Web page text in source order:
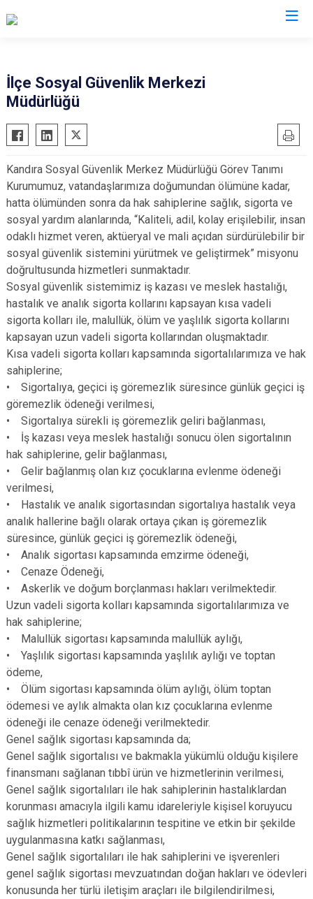
Gebze
Gölcük
Karamürsel
Körfez
Derince
Dilovası
İzmit
Kartepe
İlçe Sosyal Güvenlik Merkezi
Müdürlüğü
Kandıra Sosyal Güvenlik Merkez Müdürlüğü Görev Tanımı
Kurumumuz, vatandaşlarımıza doğumundan ölümüne kadar,
hatta ölümünden sonra da hak sahiplerine sağlık, sigorta ve
sosyal yardım alanlarında, “Kaliteli, adil, kolay erişilebilir, insan
odaklı hizmet veren, aktüeryal ve mali açıdan sürdürülebilir bir
sosyal güvenlik sistemini yürütmek ve geliştirmek” misyonu
doğrultusunda hizmetleri sunmaktadır.
Sosyal güvenlik sistemimiz iş kazası ve meslek hastalığı,
hastalık ve analık sigorta kollarını kapsayan kısa vadeli
sigorta kolları ile, malullük, ölüm ve yaşlılık sigorta kollarını
kapsayan uzun vadeli sigorta kollarından oluşmaktadır.
Kısa vadeli sigorta kolları kapsamında sigortalılarımıza ve hak
sahiplerine;
• Sigortalıya, geçici iş göremezlik süresince günlük geçici iş
göremezlik ödeneği verilmesi,
• Sigortalıya sürekli iş göremezlik geliri bağlanması,
• İş kazası veya meslek hastalığı sonucu ölen sigortalının
hak sahiplerine, gelir bağlanması,
• Gelir bağlanmış olan kız çocuklarına evlenme ödeneği
verilmesi,
• Hastalık ve analık sigortasından sigortalıya hastalık veya
analık hallerine bağlı olarak ortaya çıkan iş göremezlik
süresince, günlük geçici iş göremezlik ödeneği,
• Analık sigortası kapsamında emzirme ödeneği,
• Cenaze Ödeneği,
• Askerlik ve doğum borçlanması hakları verilmektedir.
Uzun vadeli sigorta kolları kapsamında sigortalılarımıza ve
hak sahiplerine;
• Malullük sigortası kapsamında malullük aylığı,
• Yaşlılık sigortası kapsamında yaşlılık aylığı ve toptan
ödeme,
• Ölüm sigortası kapsamında ölüm aylığı, ölüm toptan
ödemesi ve aylık almakta olan kız çocuklarına evlenme
ödeneği ile cenaze ödeneği verilmektedir.
Genel sağlık sigortası kapsamında da;
Genel sağlık sigortalısı ve bakmakla yükümlü olduğu kişilere
finansmanı sağlanan tıbbî ürün ve hizmetlerinin verilmesi,
Genel sağlık sigortalıları ile hak sahiplerinin hastalıklardan
korunması amacıyla ilgili kamu idareleriyle kişisel koruyucu
sağlık hizmetleri politikalarının tespitine ve etkin bir şekilde
uygulanmasına katkı sağlanması,
Genel sağlık sigortalıları ile hak sahiplerini ve işverenleri
genel sağlık sigortası mevzuatından doğan hakları ve ödevleri
konusunda her türlü iletişim araçları ile bilgilendirilmesi,